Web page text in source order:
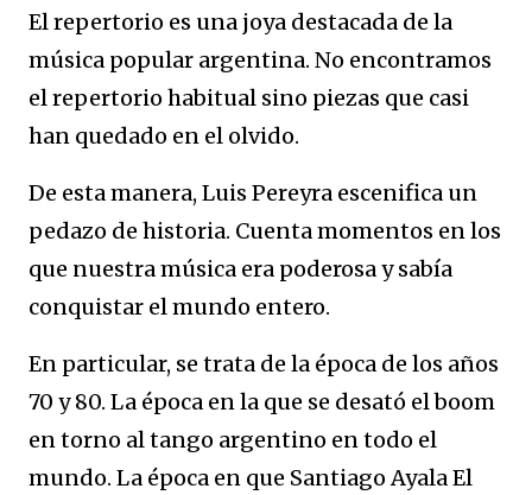
El repertorio es una joya destacada de la
música popular argentina. No encontramos
el repertorio habitual sino piezas que casi
han quedado en el olvido.
De esta manera, Luis Pereyra escenifica un
pedazo de historia. Cuenta momentos en los
que nuestra música era poderosa y sabía
conquistar el mundo entero.
En particular, se trata de la época de los años
70 y 80. La época en la que se desató el boom
en torno al tango argentino en todo el
mundo. La época en que Santiago Ayala El